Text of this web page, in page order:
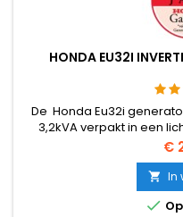
HONDA EU32I
De Honda Eu32i
3,2kVA verpakt in een
koffermodel. Nu
Honda Eu32i is
(brandstofinjectie)
batterijloos
generator
€
 In
